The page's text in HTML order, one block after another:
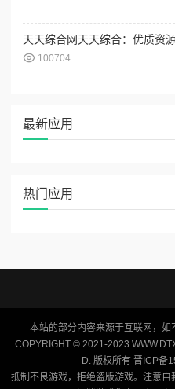
天天综合网天天综合：优质资
100704
最新应用
热门应用
本站的部分内容来源于互联网，
COPYRIGHT © 2021-2023
D. 版权所有 晋ICP备
抵制不良游戏，拒绝盗版游戏。注意自